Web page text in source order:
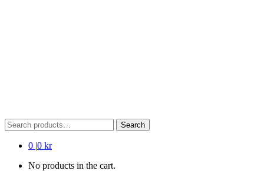
Search
for:
Search
0 |0 kr
No products in the cart.